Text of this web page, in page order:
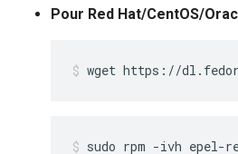
Pour Red Hat/CentOS/
wget https://
sudo rpm -ivh epel-